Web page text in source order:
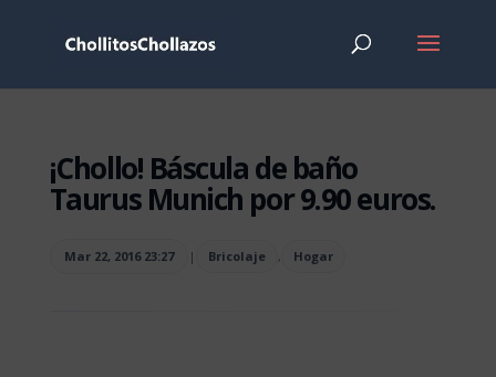
¡Chollo! Báscula de baño
Taurus Munich por 9.90 euros.
Mar 22, 2016 23:27 | Bricolaje , Hogar